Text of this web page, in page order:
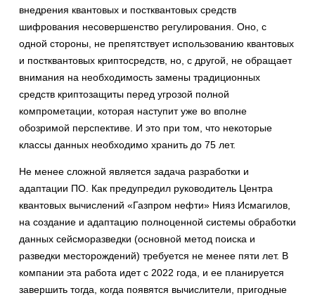
внедрения квантовых и постквантовых средств
шифрования несовершенство регулирования. Оно, с
одной стороны, не препятствует использованию квантовых
и постквантовых криптосредств, но, с другой, не обращает
внимания на необходимость замены традиционных
средств криптозащиты перед угрозой полной
компрометации, которая наступит уже во вполне
обозримой перспективе. И это при том, что некоторые
классы данных необходимо хранить до 75 лет.
Не менее сложной является задача разработки и
адаптации ПО. Как предупредил руководитель Центра
квантовых вычислений «Газпром нефти» Нияз Исмагилов,
на создание и адаптацию полноценной системы обработки
данных сейсморазведки (основной метод поиска и
разведки месторождений) требуется не менее пяти лет. В
компании эта работа идет с 2022 года, и ее планируется
завершить тогда, когда появятся вычислители, пригодные